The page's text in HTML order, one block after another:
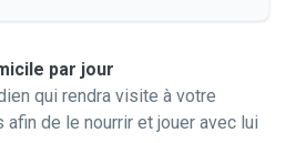
par jour
qui rendra visite à votre
afin de le nourrir et jouer avec lui